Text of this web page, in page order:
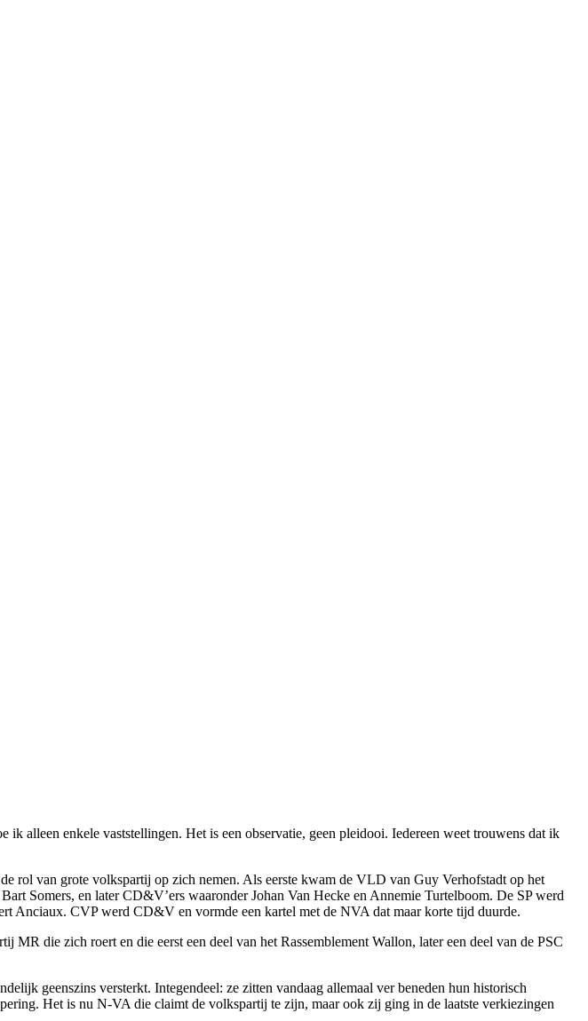
alleen enkele vaststellingen. Het is een observatie, geen pleidooi. Iedereen weet trouwens dat ik
rol van grote volkspartij op zich nemen. Als eerste kwam de VLD van Guy Verhofstadt op het
Somers, en later CD&V’ers waaronder Johan Van Hecke en Annemie Turtelboom. De SP werd
Anciaux. CVP werd CD&V en vormde een kartel met de NVA dat maar korte tijd duurde.
die zich roert en die eerst een deel van het Rassemblement Wallon, later een deel van de PSC
geenszins versterkt. Integendeel: ze zitten vandaag allemaal ver beneden hun historisch
Het is nu N-VA die claimt de volkspartij te zijn, maar ook zij ging in de laatste verkiezingen